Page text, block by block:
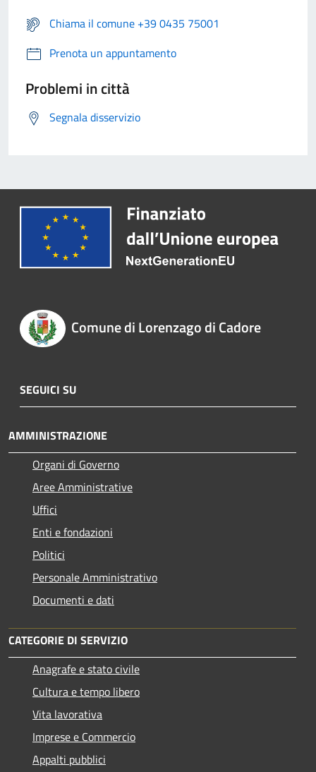
Chiama il comune +39 0435 75001
Prenota un appuntamento
Problemi in città
Segnala disservizio
Comune di Lorenzago di Cadore
SEGUICI SU
AMMINISTRAZIONE
Organi di Governo
Aree Amministrative
Uffici
Enti e fondazioni
Politici
Personale Amministrativo
Documenti e dati
CATEGORIE DI SERVIZIO
Anagrafe e stato civile
Cultura e tempo libero
Vita lavorativa
Imprese e Commercio
Appalti pubblici